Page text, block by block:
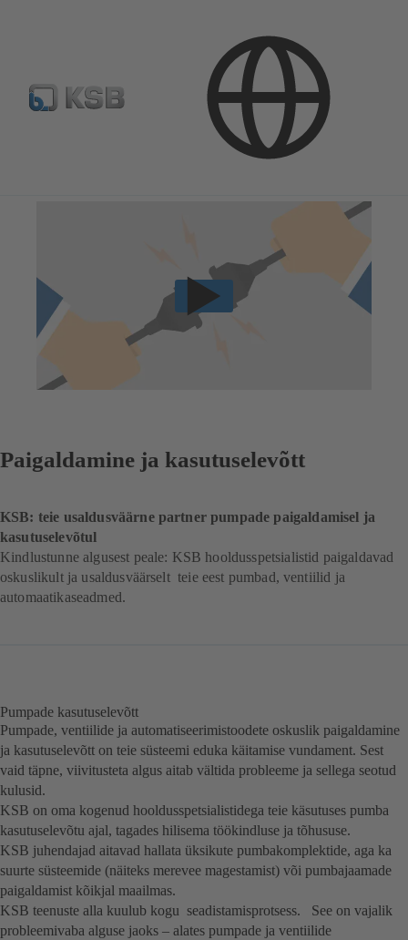
Kasutuselevõtt
Paigaldamine ja kasutuselevõtt
KSB: teie usaldusväärne partner pumpade paigaldamisel ja
kasutuselevõtul
Kindlustunne algusest peale: KSB hooldusspetsialistid paigaldavad
oskuslikult ja usaldusväärselt teie eest pumbad, ventiilid ja
automaatikaseadmed.
Pumpade kasutuselevõtt
Pumpade, ventiilide ja automatiseerimistoodete oskuslik paigaldamine
ja kasutuselevõtt on teie süsteemi eduka käitamise vundament. Sest
vaid täpne, viivitusteta algus aitab vältida probleeme ja sellega seotud
kulusid.
KSB on oma kogenud hooldusspetsialistidega teie käsutuses pumba
kasutuselevõtu ajal, tagades hilisema töökindluse ja tõhususe.
KSB juhendajad aitavad hallata üksikute pumbakomplektide, aga ka
suurte süsteemide (näiteks merevee magestamist) või pumbajaamade
paigaldamist kõikjal maailmas.
KSB teenuste alla kuulub kogu seadistamisprotsess. See on vajalik
probleemivaba alguse jaoks – alates pumpade ja ventiilide